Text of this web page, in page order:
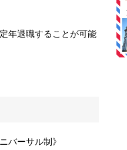
年退職することが可能
バーサル制》